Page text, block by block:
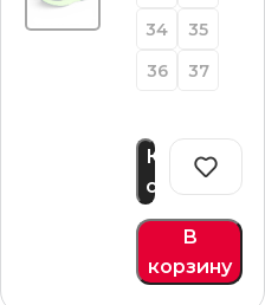
34
35
36
37
В
корзину
Купить
сейчас